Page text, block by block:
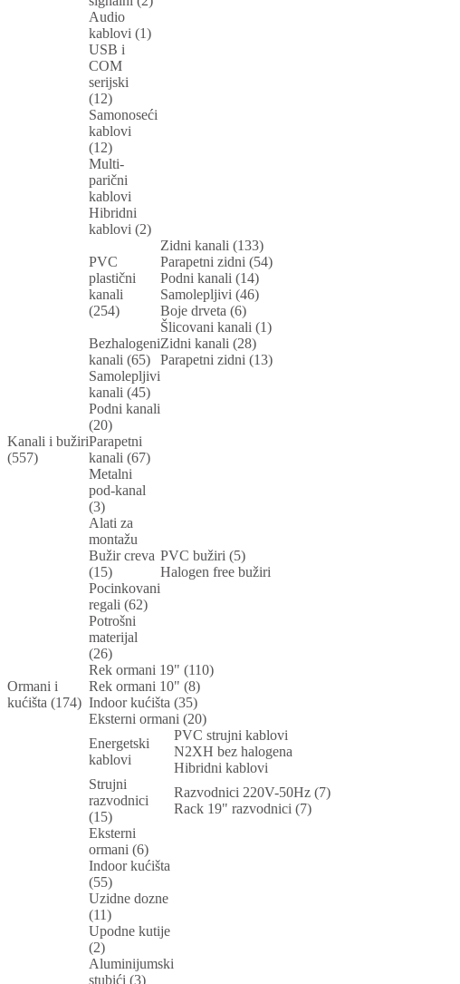
Audio
kablovi (1)
USB i
COM
serijski
(12)
Samonoseći
kablovi
(12)
Multi-
parični
kablovi
Hibridni
kablovi (2)
Kanali i bužiri
(557)
PVC
plastični
kanali
(254)
Zidni kanali (133)
Parapetni zidni (54)
Podni kanali (14)
Samolepljivi (46)
Boje drveta (6)
Šlicovani kanali (1)
Bezhalogeni
kanali (65)
Zidni kanali (28)
Parapetni zidni (13)
Samolepljivi
kanali (45)
Podni kanali
(20)
Parapetni
kanali (67)
Metalni
pod-kanal
(3)
Alati za
montažu
Bužir creva
(15)
PVC bužiri (5)
Halogen free bužiri
Pocinkovani
regali (62)
Potrošni
materijal
(26)
Ormani i
kućišta (174)
Rek ormani 19" (110)
Rek ormani 10" (8)
Indoor kućišta (35)
Eksterni ormani (20)
Energetski
kablovi
PVC strujni kablovi
N2XH bez halogena
Hibridni kablovi
Strujni
razvodnici
(15)
Razvodnici 220V-50Hz (7)
Rack 19" razvodnici (7)
Eksterni
ormani (6)
Indoor kućišta
(55)
Uzidne dozne
(11)
Upodne kutije
(2)
Aluminijumski
stubići (3)